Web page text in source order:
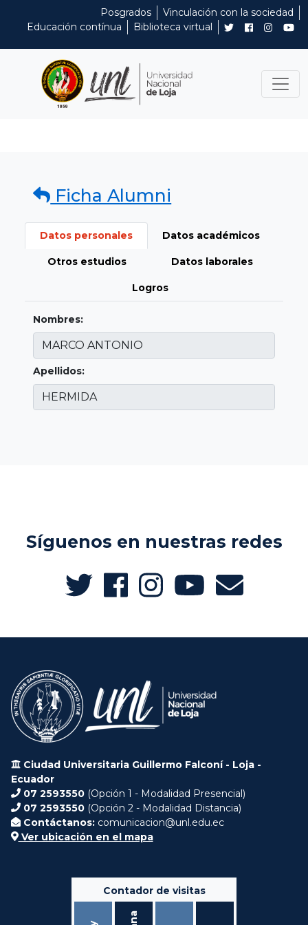
Posgrados
Vinculación con la sociedad
Educación contínua
Biblioteca virtual
Ficha Alumni
Datos personales Datos académicos
Otros estudios Datos laborales
Logros
Nombres:
Apellidos:
Síguenos en nuestras redes
Ciudad Universitaria Guillermo Falconí - Loja -
Ecuador
07 2593550 (Opción 1 - Modalidad Presencial)
07 2593550 (Opción 2 - Modalidad Distancia)
Contáctanos: comunicacion@unl.edu.ec
Ver ubicación en el mapa
Contador de visitas